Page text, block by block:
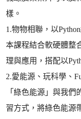
樣。
1.物物相聯，以
本課程結合軟硬體整
理與應用，搭配以
2.愛能源、玩科學、
「綠色能源」與我
習方式，將綠色能源